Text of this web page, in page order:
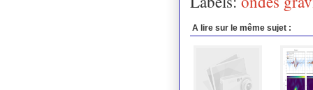
A lire sur le même sujet :